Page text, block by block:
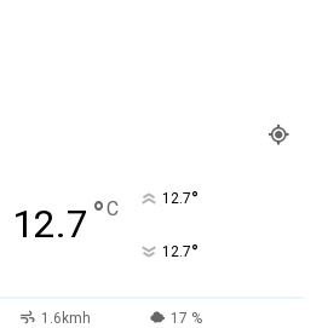
12.7 °C 12.7°
12.7°
1.6kmh 17 %